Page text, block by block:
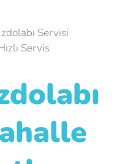
Servisi
Servis